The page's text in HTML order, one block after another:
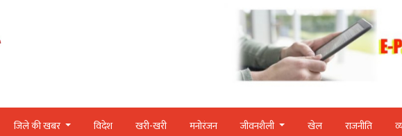
जिले की खबर विदेश खरी-खरी मनोरंजन जीवनशैली खेल राजनीति